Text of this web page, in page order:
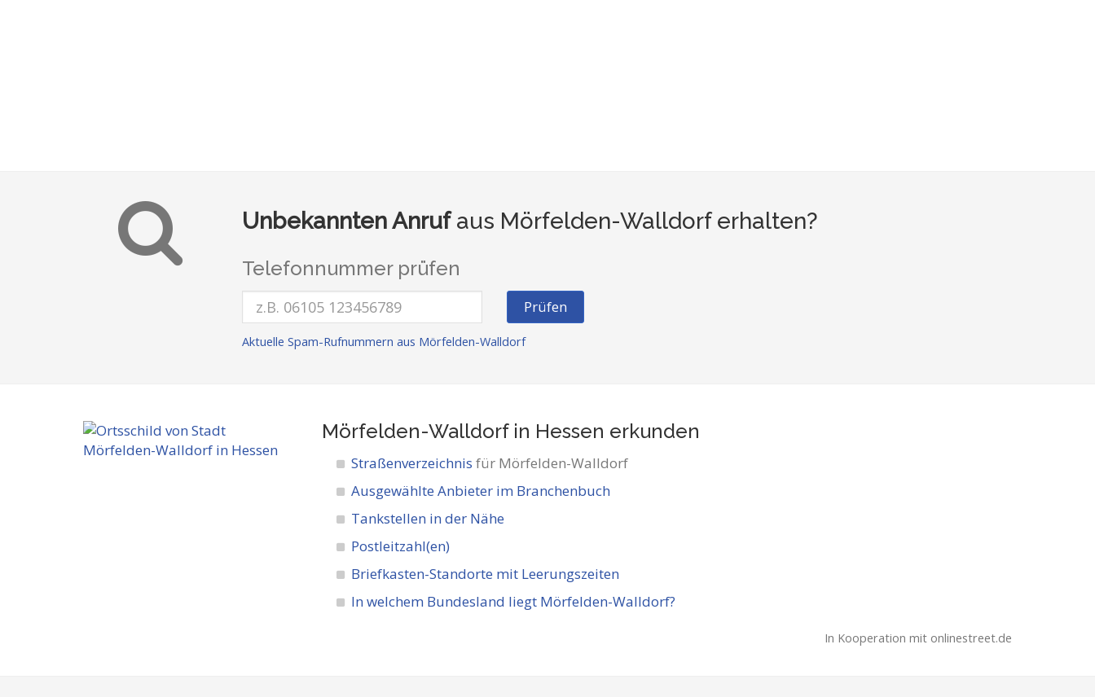
Unbekannten Anrufaus Mörfelden-Walldorf erhalten?
Telefonnummer prüfen
Prüfen
Aktuelle Spam-Rufnummern aus Mörfelden-Walldorf
Mörfelden-Walldorf in Hessen erkunden
Straßenverzeichnis für Mörfelden-Walldorf
Ausgewählte Anbieter im Branchenbuch
Tankstellen in der Nähe
Postleitzahl(en)
Briefkasten-Standorte mit Leerungszeiten
In welchem Bundesland liegt Mörfelden-Walldorf?
In Kooperation mit onlinestreet.de